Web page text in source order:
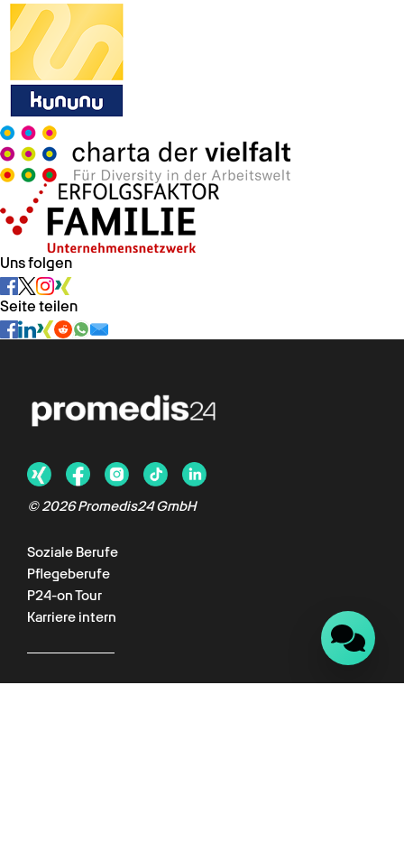
Uns folgen
Seite teilen
© 2026 Promedis24 GmbH
Soziale Berufe
Pflegeberufe
P24-on Tour
Karriere intern
Für Kunden
Chat verfügbar